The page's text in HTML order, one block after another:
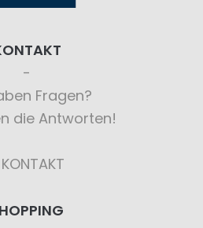
Fragen?
die Antworten!